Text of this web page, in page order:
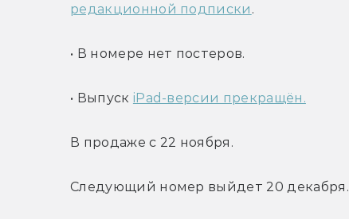
редакционной подписки .
• В номере нет постеров.
• Выпуск iPad-версии прекращён.
В продаже с 22 ноября.
Следующий номер выйдет 20 декабря.